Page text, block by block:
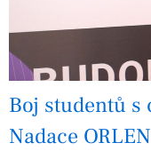
Boj studentů s
Nadace